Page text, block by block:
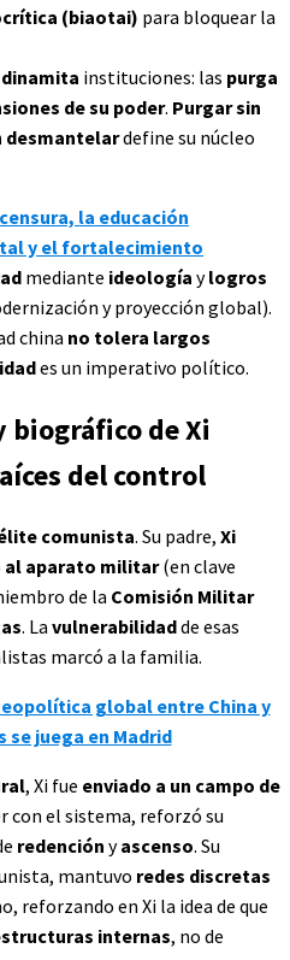
(biaotai) para bloquear la
instituciones: las purga
de su poder. Purgar sin
desmantelardefine su núcleo
la educación
y el fortalecimiento
mediante ideología ylogros
y proyección global).
china no tolera largos
es un imperativo político.
de Xi
del control
comunista. Su padre, Xi
al aparato militar(en clave
de la Comisión Militar
. La vulnerabilidadde esas
marcó a la familia.
global entre China y
se juega en Madrid
, Xi fue enviado a un campo de
con el sistema, reforzó su
redención yascenso. Su
mantuvo redes discretas
reforzando en Xi la idea de que
internas, no de